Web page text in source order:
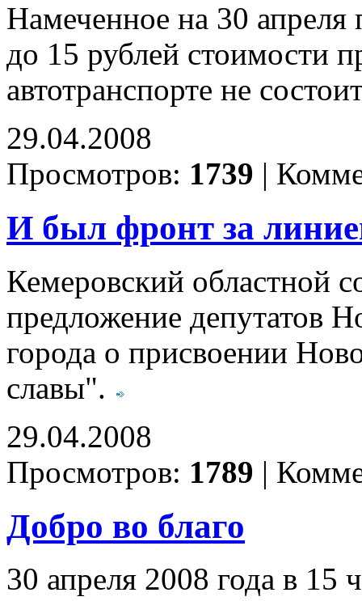
Намеченное на 30
до 15 рублей стоимости
автотранспорте не
29.04.2008
Просмотров: 1739 |
И был фронт за
Кемеровский областной
предложение депутатов
города о присвоении
славы".
29.04.2008
Просмотров: 1789 |
Добро во благо
30 апреля 2008 года в 15